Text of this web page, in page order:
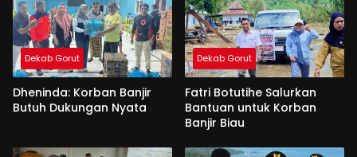
Dekab Gorut
Dheninda: Korban Banjir
Butuh Dukungan Nyata
Dekab Gorut
Fatri Botutihe Salurkan
Bantuan untuk Korban
Banjir Biau